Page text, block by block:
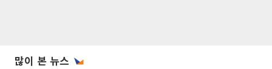
많이 본 뉴스